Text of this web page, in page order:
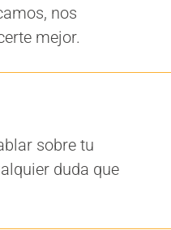
nos
mejor.
sobre tu
duda que